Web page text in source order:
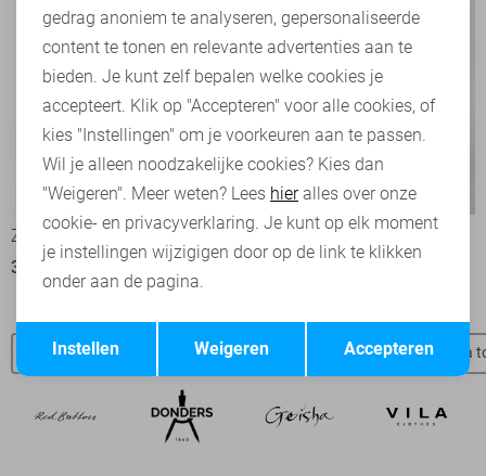
-50%
Zusss T-shirt
30,00
Zusss Broek
56,00
Zusss t-shirts Zusss broeken Pieces tops Vero Moda
Marketing cookies
Terug Opslaan
gedrag anoniem te analyseren, gepersonaliseerde
content te tonen en relevante advertenties aan te
bieden. Je kunt zelf bepalen welke cookies je
accepteert. Klik op "Accepteren" voor alle cookies, of
kies "Instellingen" om je voorkeuren aan te passen.
Wil je alleen noodzakelijke cookies? Kies dan
"Weigeren". Meer weten? Lees hieralles over onze
cookie- en privacyverklaring. Je kunt op elk moment
je instellingen wijzigigen door op de link te klikken
onder aan de pagina.
Accepteren
Weigeren
Instellen